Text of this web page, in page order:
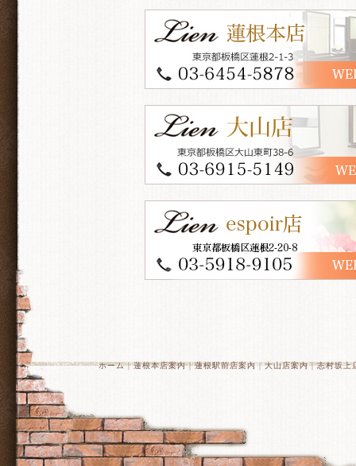
ホーム｜蓮根本店案内｜蓮根駅前店案内｜大山店案内｜志村坂上